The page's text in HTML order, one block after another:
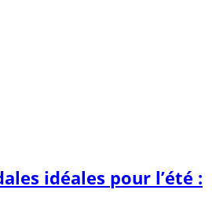
idéales pour l’été :